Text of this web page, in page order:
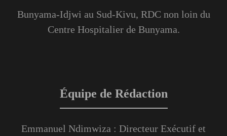
Bunyama-Idjwi au Sud-Kivu, RDC non loin du
Centre Hospitalier de Bunyama.
Équipe de Rédaction
Emmanuel Ndimwiza : Directeur Exécutif et